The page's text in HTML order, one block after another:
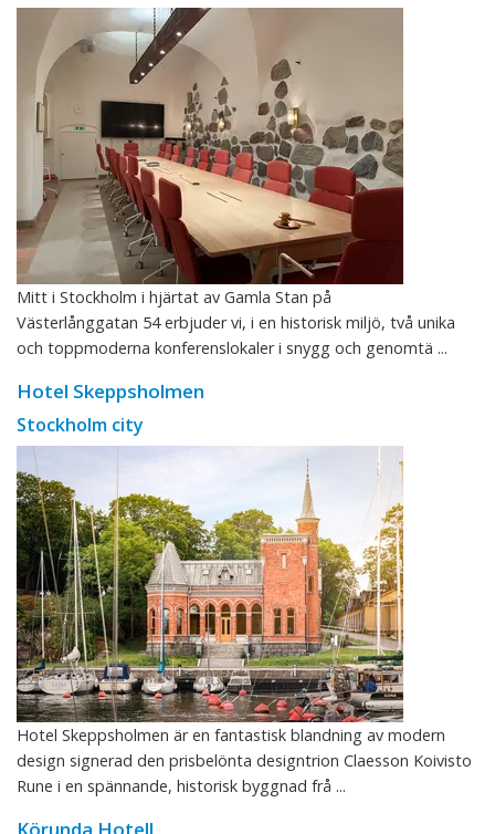
Mitt i Stockholm i hjärtat av Gamla Stan på
Västerlånggatan 54 erbjuder vi, i en historisk miljö, två unika
och toppmoderna konferenslokaler i snygg och genomtä ...
Hotel Skeppsholmen
Stockholm city
Hotel Skeppsholmen är en fantastisk blandning av modern
design signerad den prisbelönta designtrion Claesson Koivisto
Rune i en spännande, historisk byggnad frå ...
Körunda Hotell